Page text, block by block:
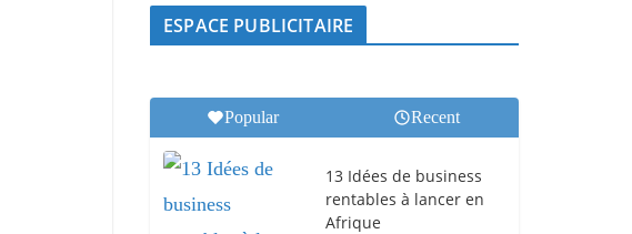
ESPACE PUBLICITAIRE
Popular Recent
13 Idées de business
rentables à lancer en
Afrique